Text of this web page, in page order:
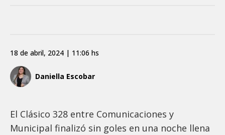
Daniella Escobar
18 de abril, 2024 | 11:06 hs
El Clásico 328 entre Comunicaciones y
Municipal finalizó sin goles en una noche llena